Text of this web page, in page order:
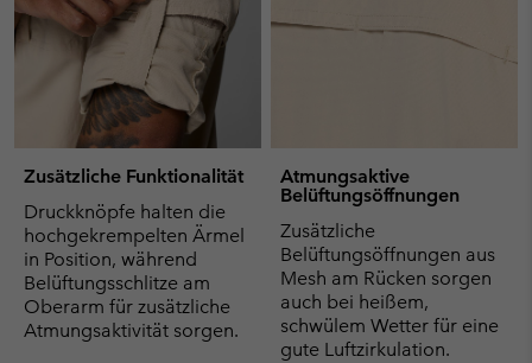
Zusätzliche Funktionalität
Druckknöpfe halten die
hochgekrempelten Ärmel
in Position, während
Belüftungsschlitze am
Oberarm für zusätzliche
Atmungsaktivität sorgen.
Atmungsaktive
Belüftungsöffnungen
Zusätzliche
Belüftungsöffnungen aus
Mesh am Rücken sorgen
auch bei heißem,
schwülem Wetter für eine
gute Luftzirkulation.